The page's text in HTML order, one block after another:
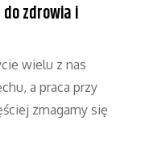
zdrowia i
wielu z nas
a praca przy
zmagamy się